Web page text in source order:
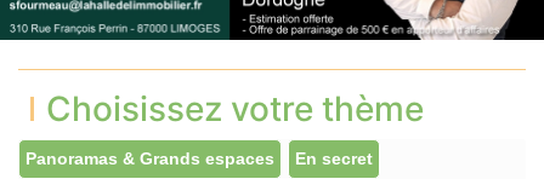
Choisissez votre thème
Panoramas & Grands espaces En secret